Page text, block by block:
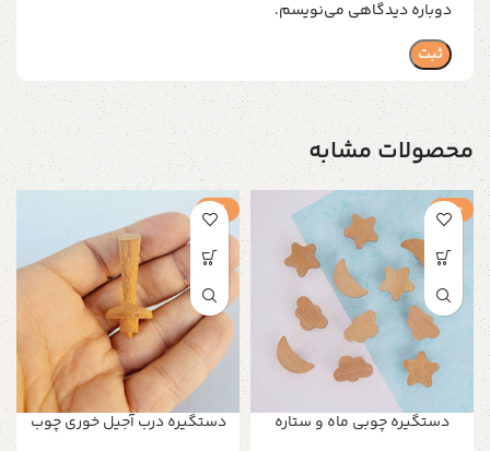
دوباره دیدگاهی می‌نویسم.
محصولات مشابه
حراج
دستگیره چوبی ماه و ستاره
-1%
دستگیره درب آجیل خوری چوب